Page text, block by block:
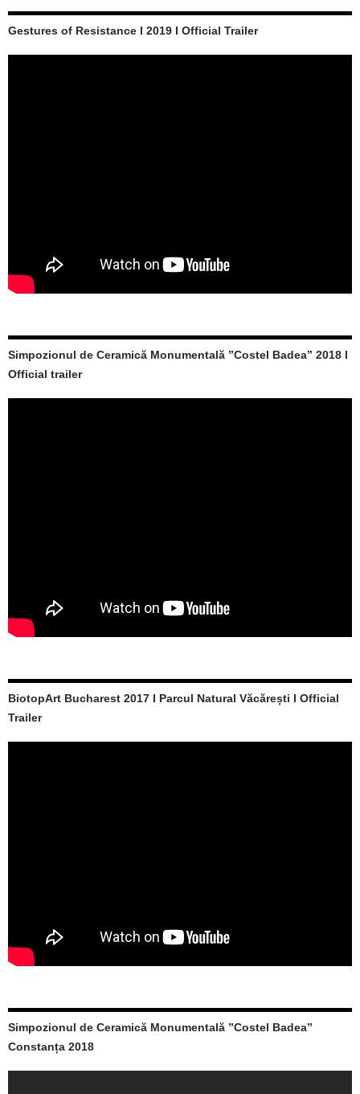
Gestures of Resistance I 2019 I Official Trailer
Simpozionul de Ceramică Monumentală ”Costel Badea” 2018 I
Official trailer
BiotopArt Bucharest 2017 I Parcul Natural Văcărești I Official
Trailer
Simpozionul de Ceramică Monumentală ”Costel Badea”
Constanța 2018